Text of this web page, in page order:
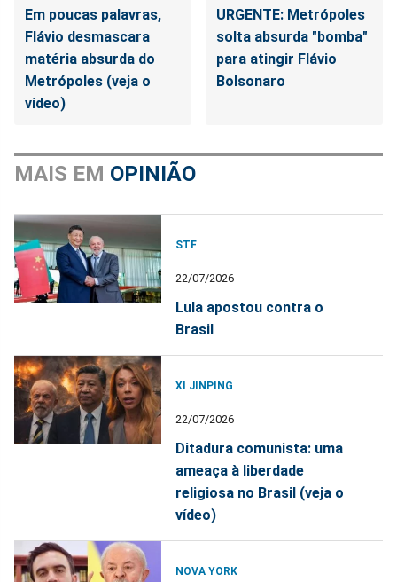
Em poucas palavras,
Flávio desmascara
matéria absurda do
Metrópoles (veja o
vídeo)
URGENTE: Metrópoles
solta absurda "bomba"
para atingir Flávio
Bolsonaro
MAIS EM OPINIÃO
STF
22/07/2026
Lula apostou contra o
Brasil
XI JINPING
22/07/2026
Ditadura comunista: uma
ameaça à liberdade
religiosa no Brasil (veja o
vídeo)
NOVA YORK